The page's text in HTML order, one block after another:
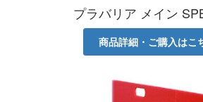
プラバリア メイン
商品詳細・ご購入はこ